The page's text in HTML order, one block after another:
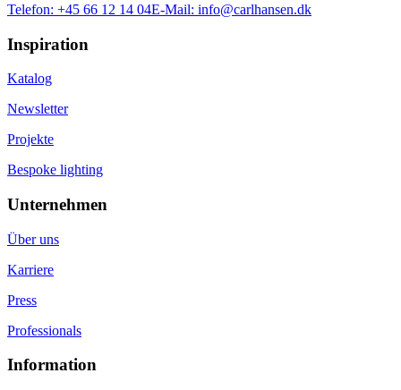
Telefon: +45 66 12 14 04E-Mail: info@carlhansen.dk
Inspiration
Katalog
Newsletter
Projekte
Bespoke lighting
Unternehmen
Über uns
Karriere
Press
Professionals
Information